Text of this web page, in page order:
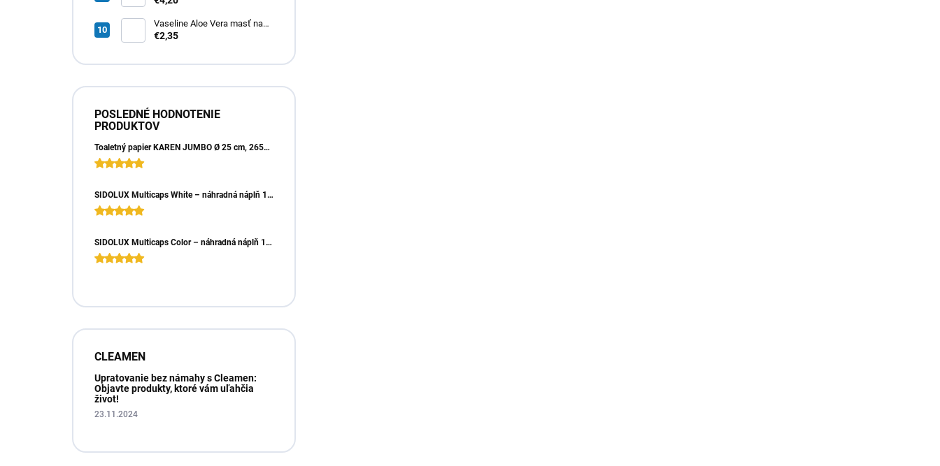
Vaseline Aloe Vera masť na
pery 20g
€2,35
POSLEDNÉ HODNOTENIE
PRODUKTOV
Toaletný papier KAREN JUMBO Ø 25 cm, 265m, 2vrst. (6ks)
SIDOLUX Multicaps White – náhradná náplň 10ks
SIDOLUX Multicaps Color – náhradná náplň 10ks
CLEAMEN
Upratovanie bez námahy s Cleamen:
Objavte produkty, ktoré vám uľahčia
život!
23.11.2024